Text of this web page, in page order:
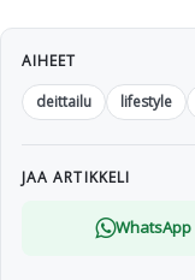
AIHEET
deittailu
lifestyle
JAA ARTIKKELI
WhatsApp